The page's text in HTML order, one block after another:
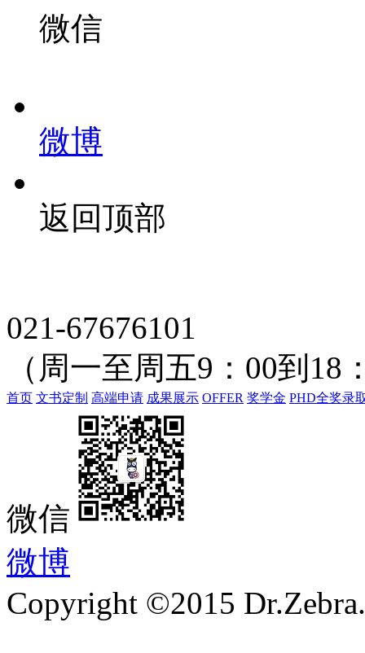
微信
微博
返回顶部
021-67676101
（周一至周五9：00到18
首页 文书定制 高端申请 成果展示 OFFER 奖学金 PHD全奖录
微信
微博
Copyright ©2015